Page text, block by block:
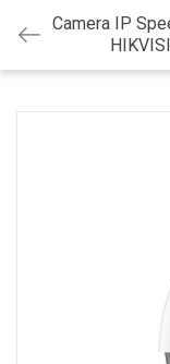
Camera IP